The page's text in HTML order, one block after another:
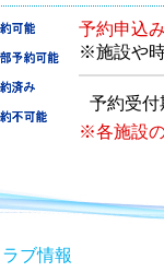
予約申込
※施設や
予約受
※各施設
ブ情報